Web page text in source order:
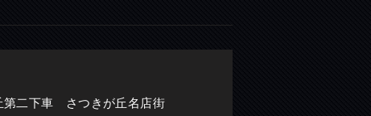
第二下車 さつきが丘名店街